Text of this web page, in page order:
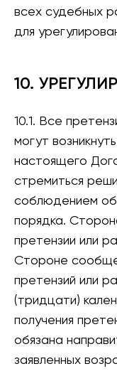
всех судебных
для
10.
10.1. Все
могут
настоящего
стремиться
соблюдением
порядка.
претензии или
Стороне
претензий или
(тридцати)
получения
обязана
заявленных